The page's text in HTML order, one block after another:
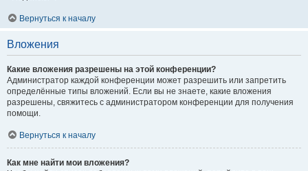
Вернуться к началу
Вложения
Какие вложения разрешены на этой конференции?
Администратор каждой конференции может разрешить или запретить
определённые типы вложений. Если вы не знаете, какие вложения
разрешены, свяжитесь с администратором конференции для получения
помощи.
Вернуться к началу
Как мне найти мои вложения?